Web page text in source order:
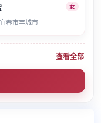
女
春市丰城市
查看全部